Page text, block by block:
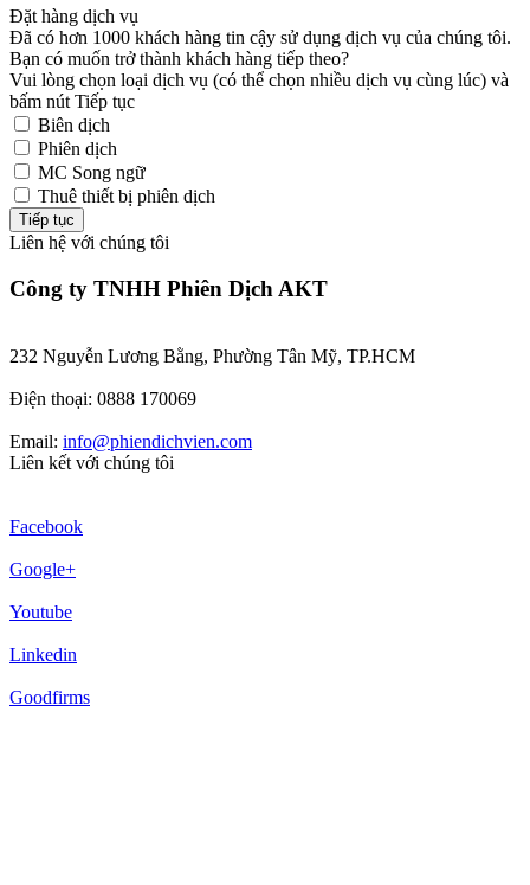
Đặt hàng dịch vụ
Đã có hơn 1000 khách hàng tin cậy sử dụng dịch vụ của chúng tôi.
Bạn có muốn trở thành khách hàng tiếp theo?
Vui lòng chọn loại dịch vụ (có thể chọn nhiều dịch vụ cùng lúc) và
bấm nút Tiếp tục
Biên dịch
Phiên dịch
MC Song ngữ
Thuê thiết bị phiên dịch
Tiếp tục
Liên hệ với chúng tôi
Công ty TNHH Phiên Dịch AKT
232 Nguyễn Lương Bằng, Phường Tân Mỹ, TP.HCM
Điện thoại: 0888 170069
Email: info@phiendichvien.com
Liên kết với chúng tôi
Facebook
Google+
Youtube
Linkedin
Goodfirms